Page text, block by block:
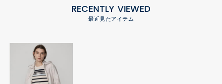
RECENTLY VIEWED
最近見たアイテム